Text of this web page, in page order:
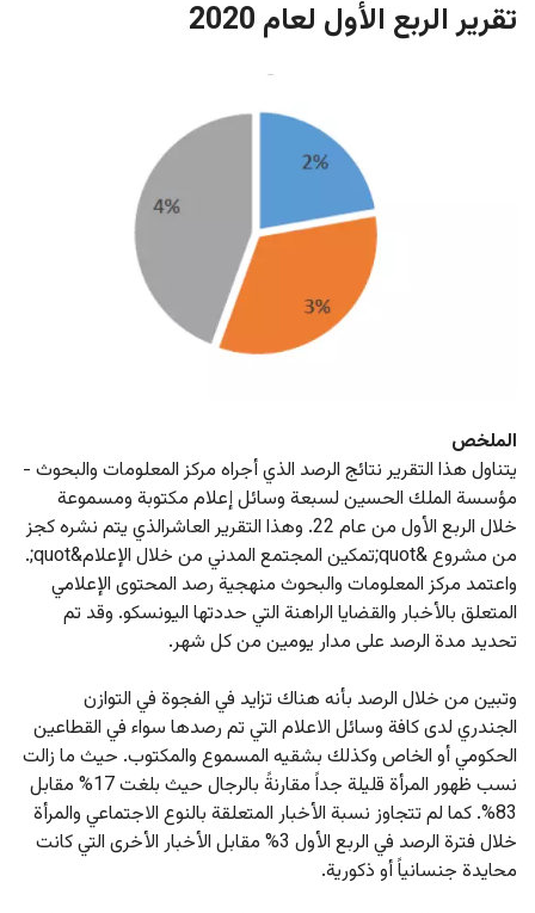
تقرير الربع الأول لعام 2020
الملخص
يتناول هذا التقرير نتائج الرصد الذي أجراه مركز المعلومات والبحوث -
مؤسسة الملك الحسين لسبعة وسائل إعلام مكتوبة ومسموعة
خلال الربع الأول من عام 22. وهذا التقرير العاشرالذي يتم نشره كجز
من مشروع &quot;تمكين المجتمع المدني من خلال الإعلام&quot;.
واعتمد مركز المعلومات والبحوث منهجية رصد المحتوى الإعلامي
المتعلق بالأخبار والقضايا الراهنة التي حددتها اليونسكو. وقد تم
تحديد مدة الرصد على مدار يومين من كل شهر.
وتبين من خلال الرصد بأنه هناك تزايد في الفجوة في التوازن
الجندري لدى كافة وسائل الاعلام التي تم رصدها سواء في القطاعين
الحكومي أو الخاص وكذلك بشقيه المسموع والمكتوب. حيث ما زالت
نسب ظهور المرأة قليلة جداً مقارنةً بالرجال حيث بلغت 17% مقابل
83%. كما لم تتجاوز نسبة الأخبار المتعلقة بالنوع الاجتماعي والمرأة
خلال فترة الرصد في الربع الأول 3% مقابل الأخبار الأخرى التي كانت
محايدة جنسانياً أو ذكورية.